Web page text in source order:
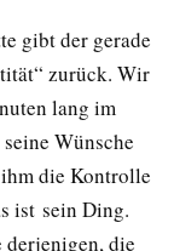
gibt der gerade
zurück. Wir
lang im
Wünsche
die Kontrolle
ist sein Ding.
die